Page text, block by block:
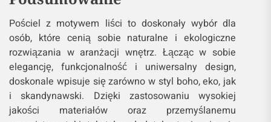
Pościel z motywem liści to doskonały wybór dla
osób, które cenią sobie naturalne i ekologiczne
rozwiązania w aranżacji wnętrz. Łącząc w sobie
elegancję, funkcjonalność i uniwersalny design,
doskonale wpisuje się zarówno w styl boho, eko, jak
i skandynawski. Dzięki zastosowaniu wysokiej
jakości materiałów oraz przemyślanemu